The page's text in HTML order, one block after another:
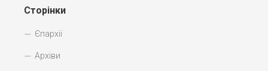
Сторінки
Єпархії
Архіви